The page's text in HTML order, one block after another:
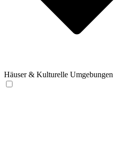
Häuser & Kulturelle Umgebungen